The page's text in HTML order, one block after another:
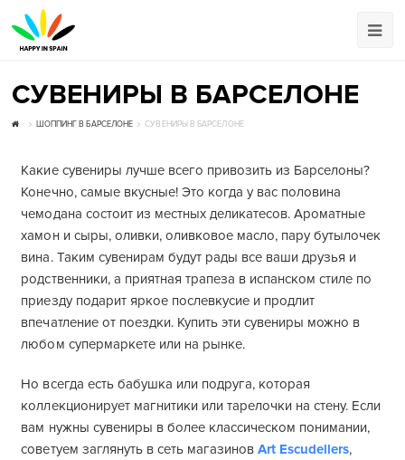
СУВЕНИРЫ В БАРСЕЛОНЕ
ШОППИНГ В БАРСЕЛОНЕ СУВЕНИРЫ В БАРСЕЛОНЕ
Какие сувениры лучше всего привозить из Барселоны?
Конечно, самые вкусные! Это когда у вас половина
чемодана состоит из местных деликатесов. Ароматные
хамон и сыры, оливки, оливковое масло, пару бутылочек
вина. Таким сувенирам будут рады все ваши друзья и
родственники, а приятная трапеза в испанском стиле по
приезду подарит яркое послевкусие и продлит
впечатление от поездки. Купить эти сувениры можно в
любом супермаркете или на рынке.
Но всегда есть бабушка или подруга, которая
коллекционирует магнитики или тарелочки на стену. Если
вам нужны сувениры в более классическом понимании,
советуем заглянуть в сеть магазиновArt Escudellers,